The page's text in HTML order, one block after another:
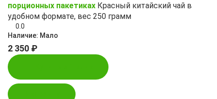
порционных пакетиках Красный китайский чай в
удобном формате, вес 250 грамм
0.0
Наличие: Мало
2 350 ₽